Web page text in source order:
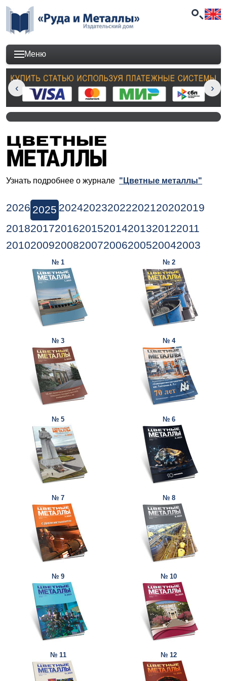
Меню
Узнать подробнее о журнале "Цветные металлы"
2026 2025 202420232022202120202019
20182017201620152014201320122011
20102009200820072006200520042003
№ 1 № 2
№ 3 № 4
№ 5 № 6
№ 7 № 8
№ 9 № 10
№ 11 № 12